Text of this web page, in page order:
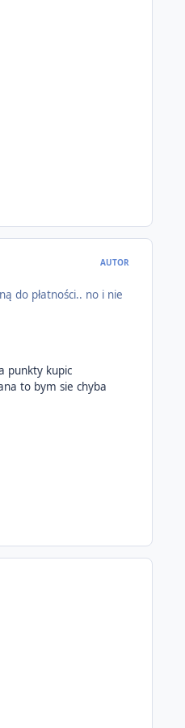
AUTOR
do płatności.. no i nie
punkty kupic
to bym sie chyba